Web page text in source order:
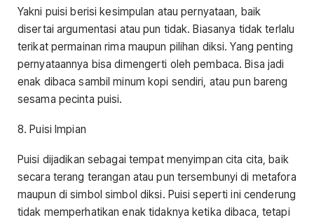
Yakni puisi berisi kesimpulan atau pernyataan, baik
disertai argumentasi atau pun tidak. Biasanya tidak terlalu
terikat permainan rima maupun pilihan diksi. Yang penting
pernyataannya bisa dimengerti oleh pembaca. Bisa jadi
enak dibaca sambil minum kopi sendiri, atau pun bareng
sesama pecinta puisi.
8. Puisi Impian
Puisi dijadikan sebagai tempat menyimpan cita cita, baik
secara terang terangan atau pun tersembunyi di metafora
maupun di simbol simbol diksi. Puisi seperti ini cenderung
tidak memperhatikan enak tidaknya ketika dibaca, tetapi